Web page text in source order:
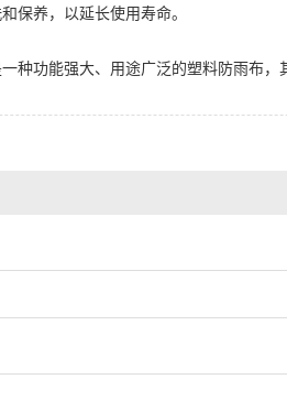
保养，以延长使用寿命。
种功能强大、用途广泛的塑料防雨布